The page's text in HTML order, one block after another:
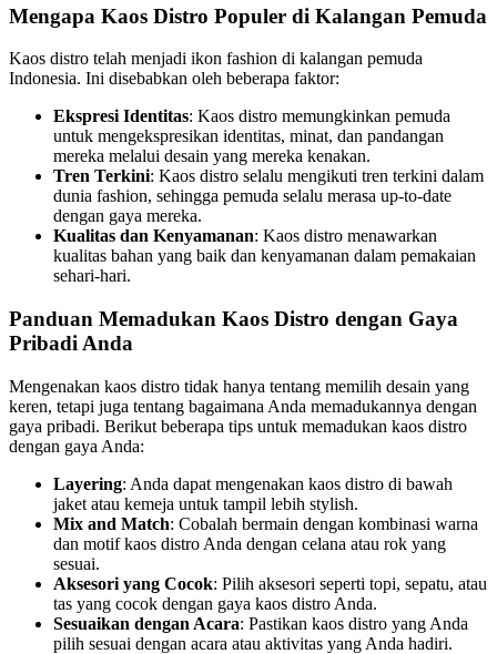
Mengapa Kaos Distro Populer di Kalangan Pemuda
Kaos distro telah menjadi ikon fashion di kalangan pemuda
Indonesia. Ini disebabkan oleh beberapa faktor:
Ekspresi Identitas: Kaos distro memungkinkan pemuda
untuk mengekspresikan identitas, minat, dan pandangan
mereka melalui desain yang mereka kenakan.
Tren Terkini: Kaos distro selalu mengikuti tren terkini dalam
dunia fashion, sehingga pemuda selalu merasa up-to-date
dengan gaya mereka.
Kualitas dan Kenyamanan: Kaos distro menawarkan
kualitas bahan yang baik dan kenyamanan dalam pemakaian
sehari-hari.
Panduan Memadukan Kaos Distro dengan Gaya
Pribadi Anda
Mengenakan kaos distro tidak hanya tentang memilih desain yang
keren, tetapi juga tentang bagaimana Anda memadukannya dengan
gaya pribadi. Berikut beberapa tips untuk memadukan kaos distro
dengan gaya Anda:
Layering: Anda dapat mengenakan kaos distro di bawah
jaket atau kemeja untuk tampil lebih stylish.
Mix and Match: Cobalah bermain dengan kombinasi warna
dan motif kaos distro Anda dengan celana atau rok yang
sesuai.
Aksesori yang Cocok: Pilih aksesori seperti topi, sepatu, atau
tas yang cocok dengan gaya kaos distro Anda.
Sesuaikan dengan Acara: Pastikan kaos distro yang Anda
pilih sesuai dengan acara atau aktivitas yang Anda hadiri.